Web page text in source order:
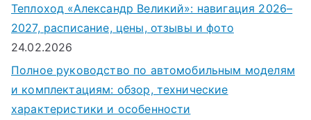
Теплоход «Александр Великий»: навигация 2026–
2027, расписание, цены, отзывы и фото
24.02.2026
Полное руководство по автомобильным моделям
и комплектациям: обзор, технические
характеристики и особенности